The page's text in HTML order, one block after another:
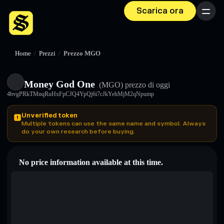
Scarica ora Menu
Home / Prezzi / Prezzo MGO
Money God One (MGO) prezzo di oggi
4bvgPRkTMnqRuHxFpCJQ4YpQj6i7cJkYehMjM2qNpump
Unverified token
Multiple tokens can use the same name and symbol. Always
do your own research before buying.
No price information available at this time.